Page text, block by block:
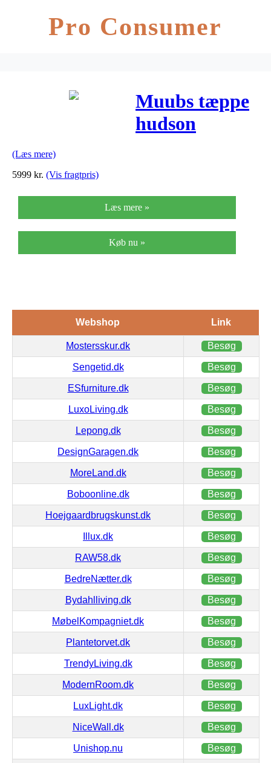
Pro Consumer
Muubs tæppe
hudson
(Læs mere)
5999 kr. (Vis fragtpris)
Læs mere »
Køb nu »
Webshop Link
Mostersskur.dk Besøg
Sengetid.dk Besøg
ESfurniture.dk Besøg
LuxoLiving.dk Besøg
Lepong.dk Besøg
DesignGaragen.dk Besøg
MoreLand.dk Besøg
Boboonline.dk Besøg
Hoejgaardbrugskunst.dk Besøg
Illux.dk Besøg
RAW58.dk Besøg
BedreNætter.dk Besøg
Bydahlliving.dk Besøg
MøbelKompagniet.dk Besøg
Plantetorvet.dk Besøg
TrendyLiving.dk Besøg
ModernRoom.dk Besøg
LuxLight.dk Besøg
NiceWall.dk Besøg
Unishop.nu Besøg